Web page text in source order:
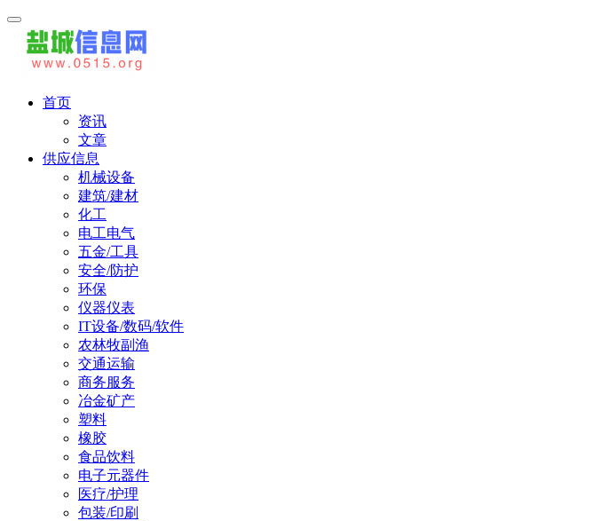
首页
资讯
文章
供应信息
机械设备
建筑/建材
化工
电工电气
五金/工具
安全/防护
环保
仪器仪表
IT设备/数码/软件
农林牧副渔
交通运输
商务服务
冶金矿产
塑料
橡胶
食品饮料
电子元器件
医疗/护理
包装/印刷